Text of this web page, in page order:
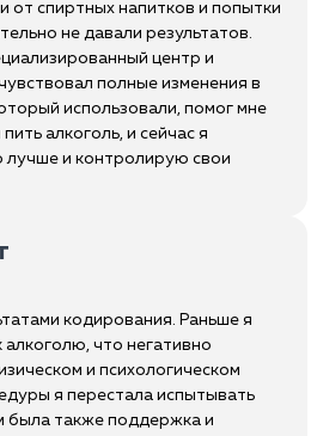
от спиртных напитков и попытки
не давали результатов.
центр и
полные изменения в
использовали, помог мне
алкоголь, и сейчас я
лучше и контролирую свои
кодирования. Раньше я
алкоголю, что негативно
и психологическом
я перестала испытывать
была также поддержка и